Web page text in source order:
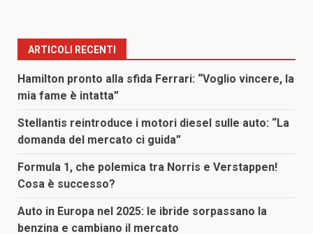
ARTICOLI RECENTI
Hamilton pronto alla sfida Ferrari: “Voglio vincere, la
mia fame è intatta”
Stellantis reintroduce i motori diesel sulle auto: “La
domanda del mercato ci guida”
Formula 1, che polemica tra Norris e Verstappen!
Cosa è successo?
Auto in Europa nel 2025: le ibride sorpassano la
benzina e cambiano il mercato